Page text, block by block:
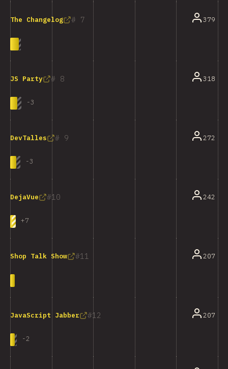
7
The Changelog 379
8
JS Party
-3
318
9
DevTalles
-3
272
10
DejaVue
+7
242
11
Shop Talk Show 207
12
JavaScript Jabber
-2
207